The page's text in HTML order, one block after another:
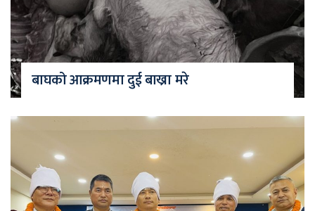
बाघको आक्रमणमा दुई बाख्रा मरे